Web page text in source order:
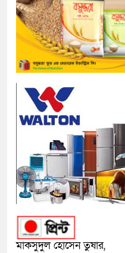
মাকসুদুল হোসেন তুষার,